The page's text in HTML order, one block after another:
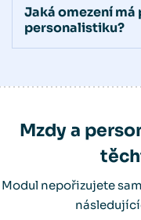
Jaká omezení má
personalistiku?
Mzdy a
Modul nepořizujete